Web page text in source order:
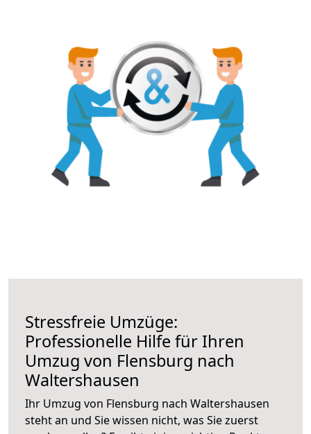
Stressfreie Umzüge:
Professionelle Hilfe für Ihren
Umzug von Flensburg nach
Waltershausen
Ihr Umzug von Flensburg nach Waltershausen
steht an und Sie wissen nicht, was Sie zuerst